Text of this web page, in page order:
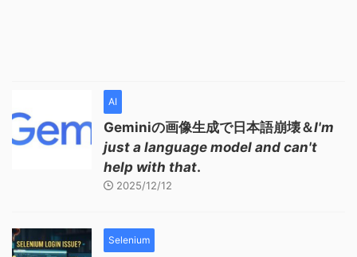
AI
Geminiの画像生成で日本語崩壊＆I'm
just a language model and can't
help with that.
2025/12/12
Selenium